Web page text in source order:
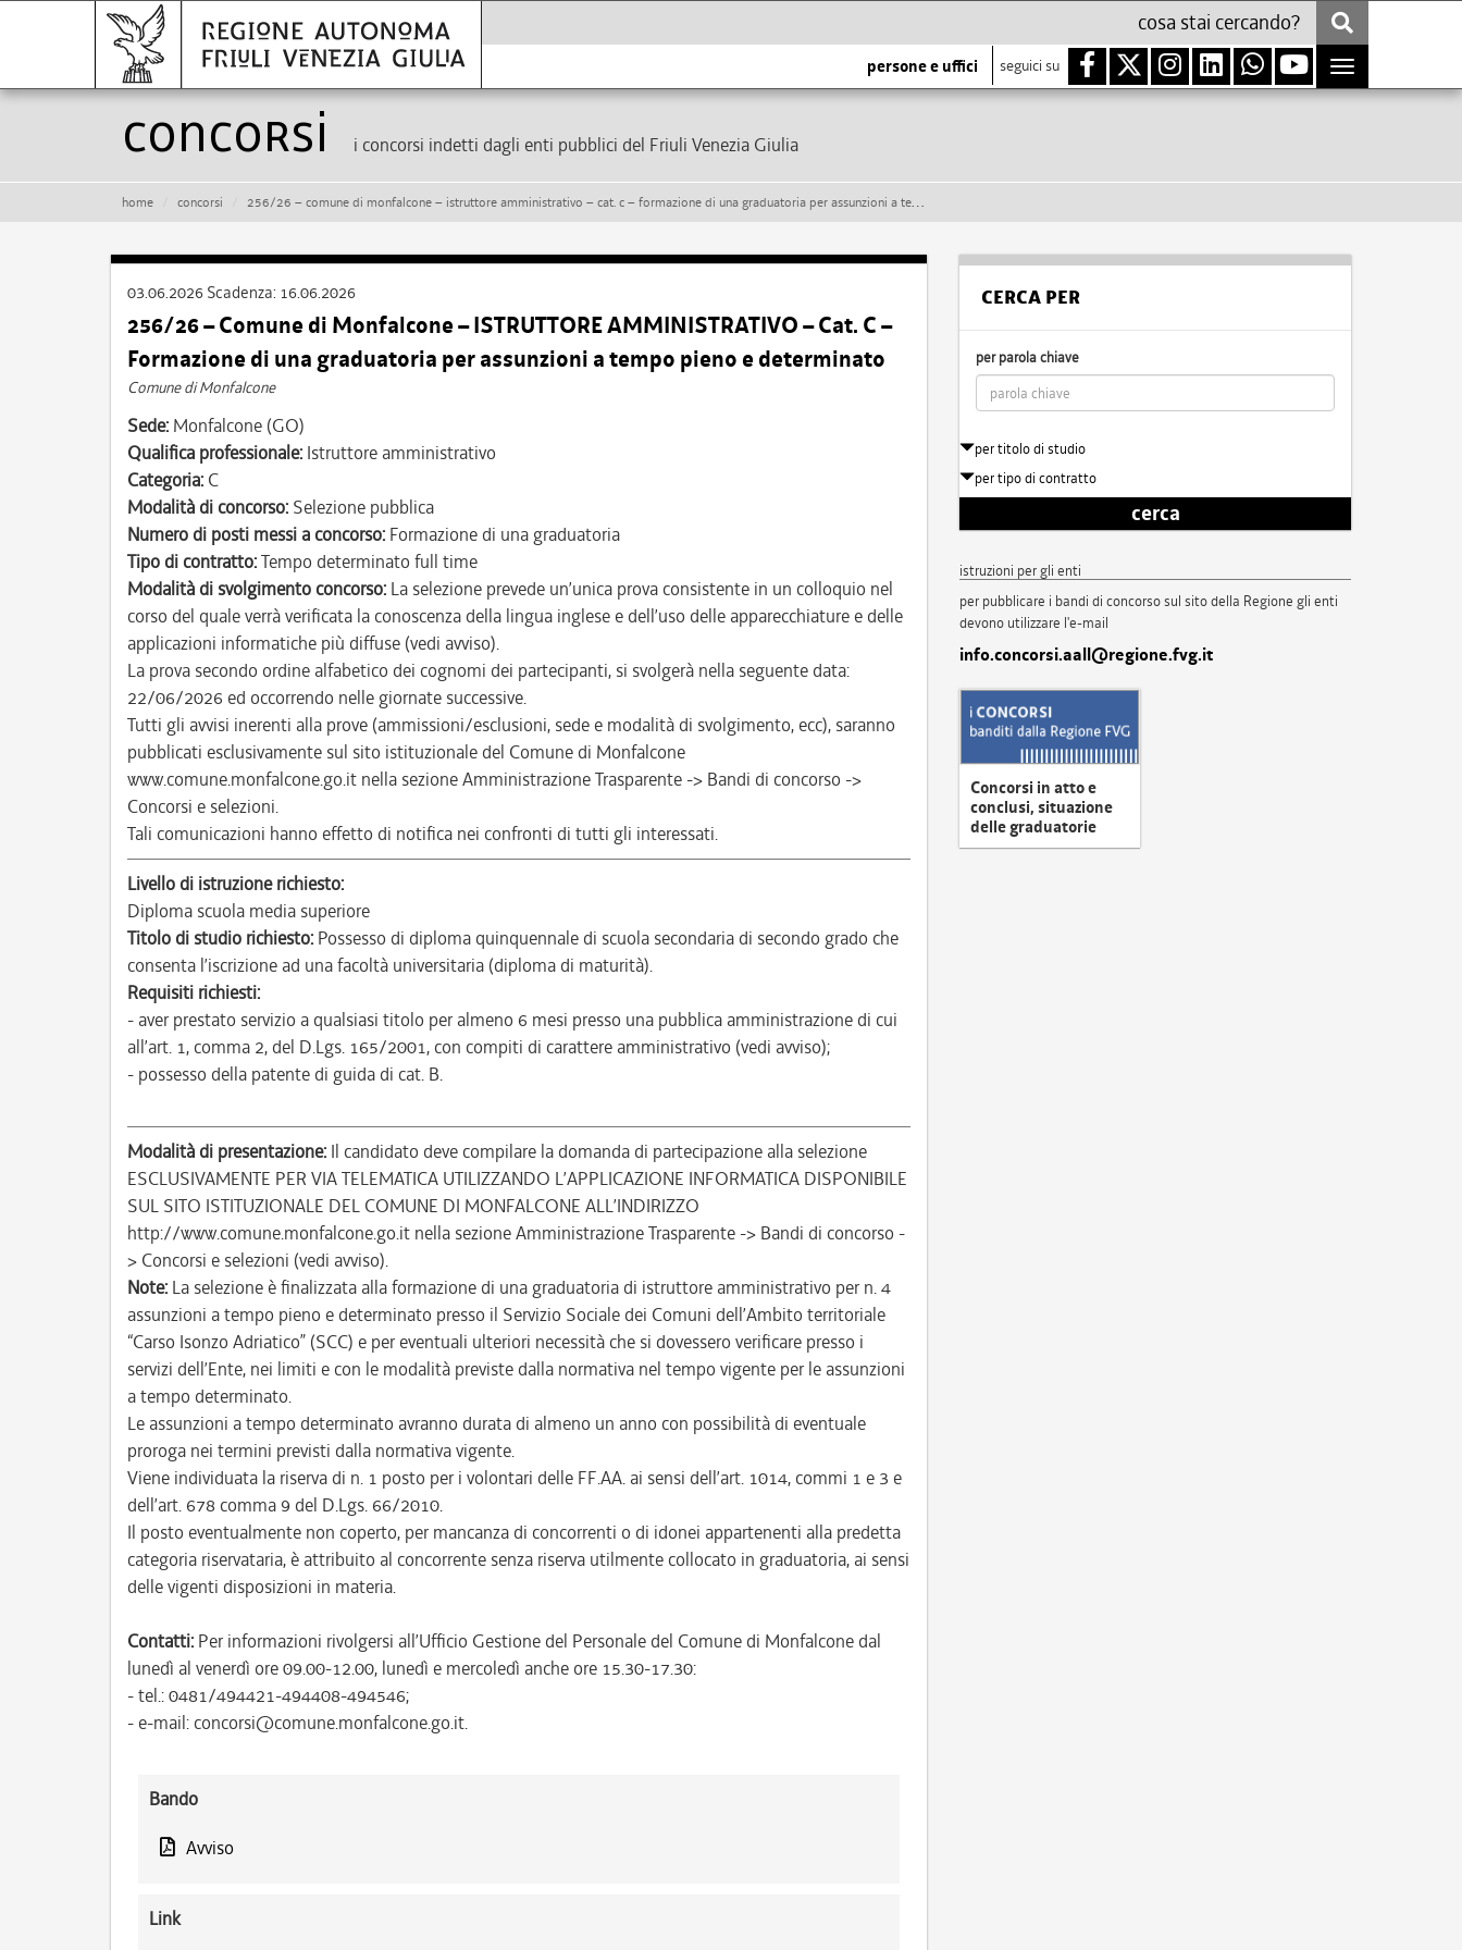
persone e uffici seguici su
Toggle
navigation
Concorsi i concorsi indetti dagli enti pubblici del Friuli Venezia Giulia
home concorsi 256/26 – comune di monfalcone – istruttore amministrativo – cat. c – formazione di una graduatoria per assunzioni a tempo pieno e determinato
03.06.2026 Scadenza: 16.06.2026
256/26 – Comune di Monfalcone – ISTRUTTORE AMMINISTRATIVO – Cat. C –
Formazione di una graduatoria per assunzioni a tempo pieno e determinato
Comune di Monfalcone
Sede: Monfalcone (GO)
Qualifica professionale: Istruttore amministrativo
Categoria: C
Modalità di concorso: Selezione pubblica
Numero di posti messi a concorso: Formazione di una graduatoria
Tipo di contratto:Tempo determinato full time
Modalità di svolgimento concorso: La selezione prevede un’unica prova consistente in un colloquio nel
corso del quale verrà verificata la conoscenza della lingua inglese e dell’uso delle apparecchiature e delle
applicazioni informatiche più diffuse (vedi avviso).
La prova secondo ordine alfabetico dei cognomi dei partecipanti, si svolgerà nella seguente data:
22/06/2026 ed occorrendo nelle giornate successive.
Tutti gli avvisi inerenti alla prove (ammissioni/esclusioni, sede e modalità di svolgimento, ecc), saranno
pubblicati esclusivamente sul sito istituzionale del Comune di Monfalcone
www.comune.monfalcone.go.it nella sezione Amministrazione Trasparente -> Bandi di concorso ->
Concorsi e selezioni.
Tali comunicazioni hanno effetto di notifica nei confronti di tutti gli interessati.
Livello di istruzione richiesto:
Diploma scuola media superiore
Titolo di studio richiesto: Possesso di diploma quinquennale di scuola secondaria di secondo grado che
consenta l’iscrizione ad una facoltà universitaria (diploma di maturità).
Requisiti richiesti:
- aver prestato servizio a qualsiasi titolo per almeno 6 mesi presso una pubblica amministrazione di cui
all’art. 1, comma 2, del D.Lgs. 165/2001, con compiti di carattere amministrativo (vedi avviso);
- possesso della patente di guida di cat. B.
Modalità di presentazione: Il candidato deve compilare la domanda di partecipazione alla selezione
ESCLUSIVAMENTE PER VIA TELEMATICA UTILIZZANDO L’APPLICAZIONE INFORMATICA DISPONIBILE
SUL SITO ISTITUZIONALE DEL COMUNE DI MONFALCONE ALL’INDIRIZZO
http://www.comune.monfalcone.go.it nella sezione Amministrazione Trasparente -> Bandi di concorso -
> Concorsi e selezioni (vedi avviso).
Note: La selezione è finalizzata alla formazione di una graduatoria di istruttore amministrativo per n. 4
assunzioni a tempo pieno e determinato presso il Servizio Sociale dei Comuni dell’Ambito territoriale
“Carso Isonzo Adriatico” (SCC) e per eventuali ulteriori necessità che si dovessero verificare presso i
servizi dell’Ente, nei limiti e con le modalità previste dalla normativa nel tempo vigente per le assunzioni
a tempo determinato.
Le assunzioni a tempo determinato avranno durata di almeno un anno con possibilità di eventuale
proroga nei termini previsti dalla normativa vigente.
Viene individuata la riserva di n. 1 posto per i volontari delle FF.AA. ai sensi dell’art. 1014, commi 1 e 3 e
dell’art. 678 comma 9 del D.Lgs. 66/2010.
Il posto eventualmente non coperto, per mancanza di concorrenti o di idonei appartenenti alla predetta
categoria riservataria, è attribuito al concorrente senza riserva utilmente collocato in graduatoria, ai sensi
delle vigenti disposizioni in materia.
Contatti: Per informazioni rivolgersi all’Ufficio Gestione del Personale del Comune di Monfalcone dal
lunedì al venerdì ore 09.00-12.00, lunedì e mercoledì anche ore 15.30-17.30:
- tel.: 0481/494421-494408-494546;
- e-mail: concorsi@comune.monfalcone.go.it.
Bando
Avviso
Link
CERCA PER
per parola chiave
per titolo di studio
per tipo di contratto
cerca
istruzioni per gli enti
per pubblicare i bandi di concorso sul sito della Regione gli enti
devono utilizzare l'e-mail
info.concorsi.aall@regione.fvg.it
Concorsi in atto e
conclusi, situazione
delle graduatorie